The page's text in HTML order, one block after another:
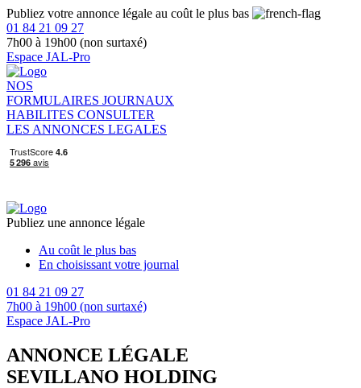
Publiez votre annonce légale au coût le plus bas
01 84 21 09 27
7h00 à 19h00 (non surtaxé)
Espace JAL-Pro
NOS
FORMULAIRES JOURNAUX
HABILITES CONSULTER
LES ANNONCES LEGALES
Publiez une annonce légale
Au coût le plus bas
En choisissant votre journal
01 84 21 09 27
7h00 à 19h00 (non surtaxé)
Espace JAL-Pro
ANNONCE LÉGALE
SEVILLANO HOLDING